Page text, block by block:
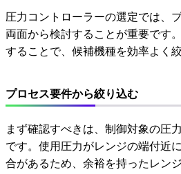
圧力コントローラーの選定では、
両面から検討することが重要です
することで、候補機種を効率よく
プロセス要件から絞り込む
まず確認すべきは、制御対象の圧
です。使用圧力がレンジの端付近
合があるため、余裕を持ったレン